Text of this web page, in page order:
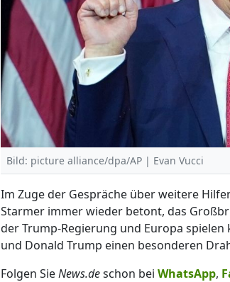
Bild: picture alliance/dpa/AP | Evan Vucci
Im Zuge der Gespräche über weitere
Starmer immer wieder betont, das
der Trump-Regierung und Europa
und Donald Trump einen besonderen
Folgen SieNews.deschon bei WhatsApp,